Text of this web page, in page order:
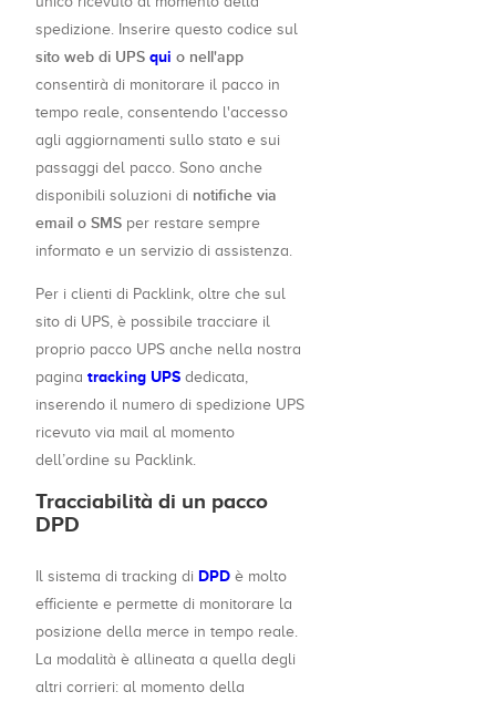
spedizione. Inserire questo codice sul
sito web di UPS qui o nell'app
consentirà di monitorare il pacco in
tempo reale, consentendo l'accesso
agli aggiornamenti sullo stato e sui
passaggi del pacco. Sono anche
disponibili soluzioni di notifiche via
email o SMS per restare sempre
informato e un servizio di assistenza.
Per i clienti di Packlink, oltre che sul
sito di UPS, è possibile tracciare il
proprio pacco UPS anche nella nostra
pagina tracking UPS dedicata,
inserendo il numero di spedizione UPS
ricevuto via mail al momento
dell’ordine su Packlink.
Tracciabilità di un pacco
DPD
Il sistema di tracking di DPD è molto
efficiente e permette di monitorare la
posizione della merce in tempo reale.
La modalità è allineata a quella degli
altri corrieri: al momento della